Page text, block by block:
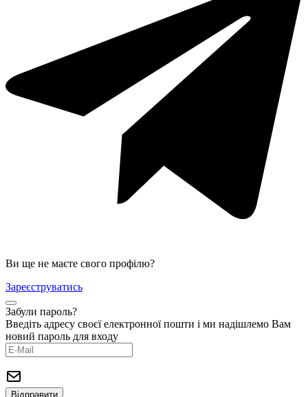
Ви ще не маєте свого профілю?
Зареєструватись
Забули пароль?
Введіть адресу своєї електронної пошти і ми надішлемо Вам
новий пароль для входу